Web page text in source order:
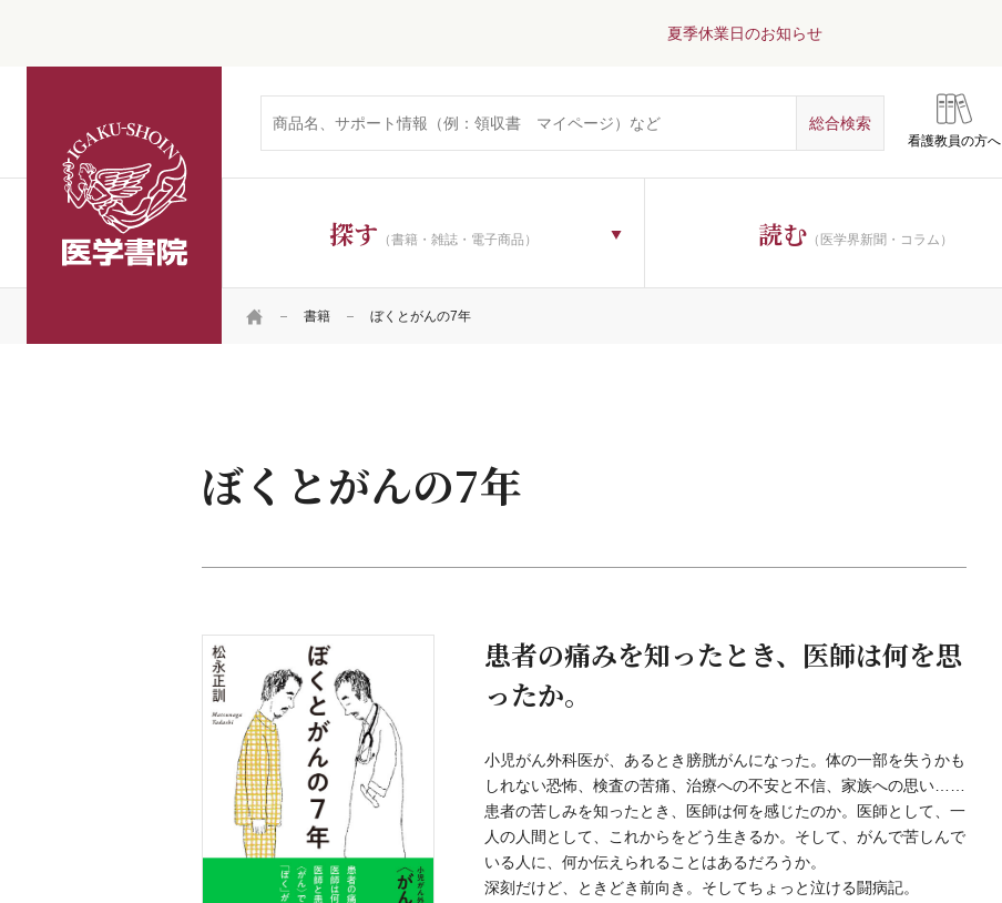
夏季休業日のお知らせ
看護教員の方へ
探す （書籍・雑誌・電子商品） 読む （医学界新聞・コラム）
HOME 書籍 ぼくとがんの7年
ぼくとがんの7年
患者の痛みを知ったとき、医師は何を思
ったか。
小児がん外科医が、あるとき膀胱がんになった。体の一部を失うかも
しれない恐怖、検査の苦痛、治療への不安と不信、家族への思い……
患者の苦しみを知ったとき、医師は何を感じたのか。医師として、一
人の人間として、これからをどう生きるか。そして、がんで苦しんで
いる人に、何か伝えられることはあるだろうか。
深刻だけど、ときどき前向き。そしてちょっと泣ける闘病記。